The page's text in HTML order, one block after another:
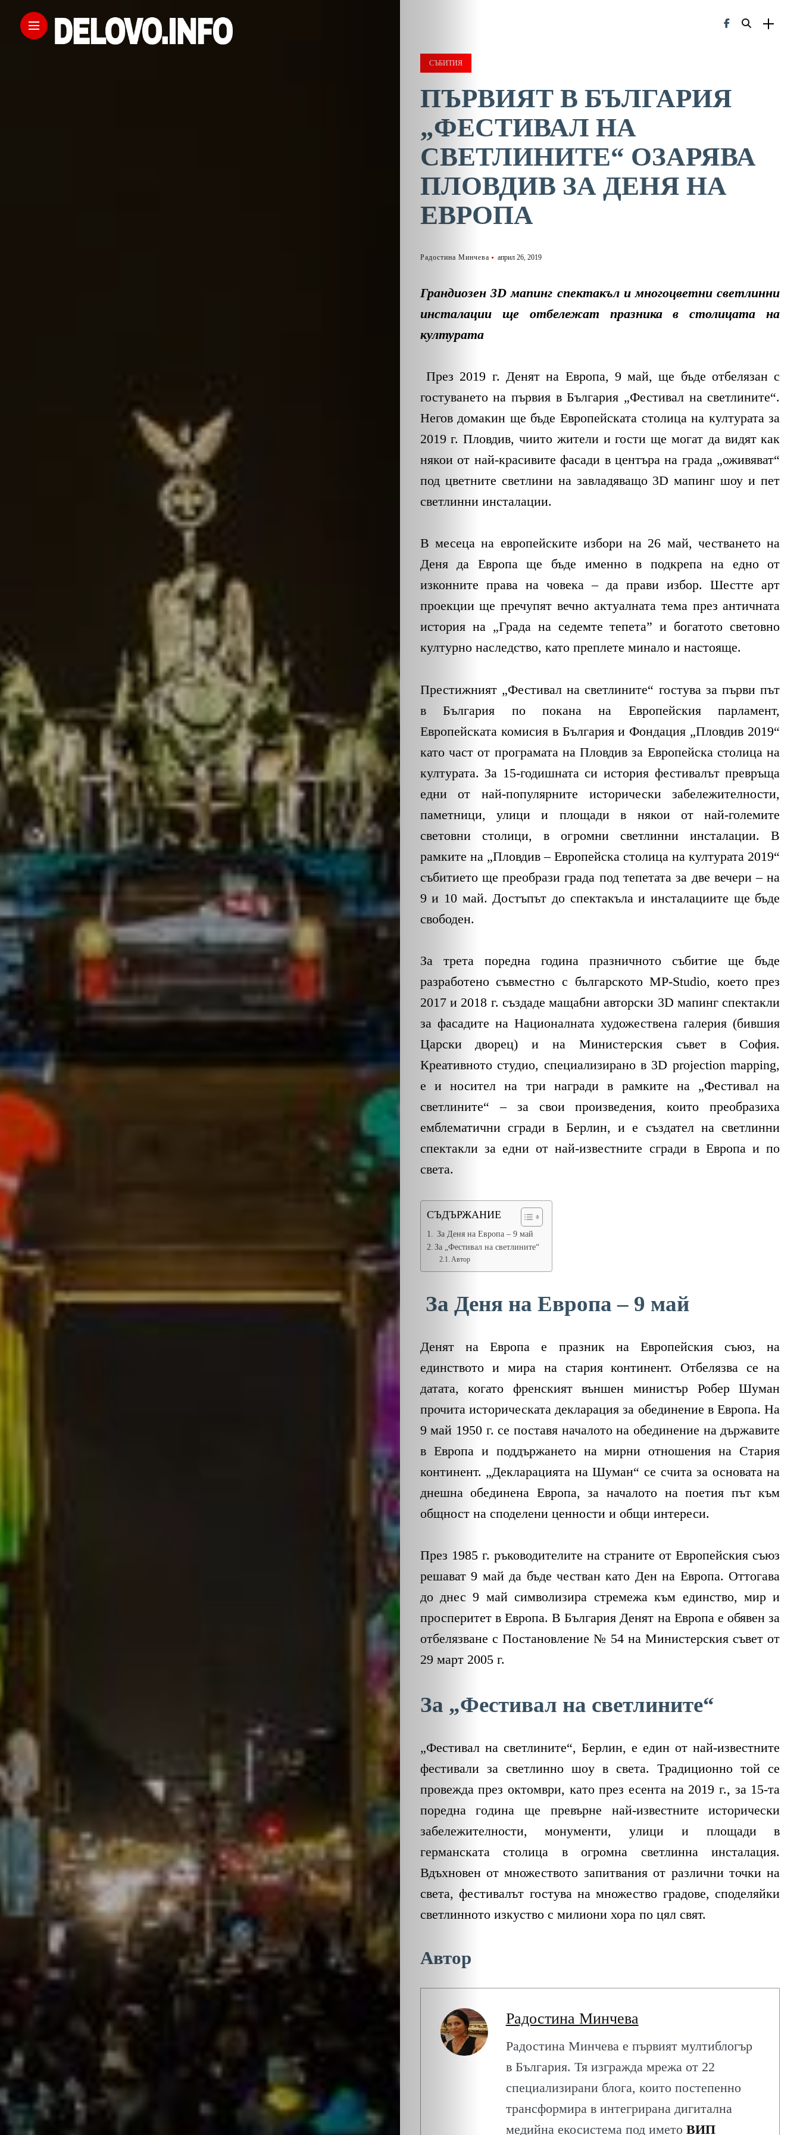
ЗА
НАС
ЛИДЕРИ
СЪБИТИЯ
БИЗНЕСЪТ
ЕКО
и
БИО
КАНТОРА
ЛИЧНОСТИ
МЕТОДИ
УСПЕХ
ОБЩЕСТВО
ОНЛАЙН
ПАРИ
ПОТРЕБИТЕЛИТЕ
ПРОФЕСИИ
ПСИХОЛОГИЯ
ТРАНСПОРТ
Search
СЪБИТИЯ
ПЪРВИЯТ В БЪЛГАРИЯ
„ФЕСТИВАЛ НА
СВЕТЛИНИТЕ“ ОЗАРЯВА
ПЛОВДИВ ЗА ДЕНЯ НА
ЕВРОПА
Радостина Минчева април 26, 2019
Грандиозен 3D мапинг спектакъл и многоцветни светлинни
инсталации ще отбележат празника в столицата на
културата
През 2019 г. Денят на Европа, 9 май, ще бъде отбелязан с
гостуването на първия в България „Фестивал на светлините“.
Негов домакин ще бъде Европейската столица на културата за
2019 г. Пловдив, чиито жители и гости ще могат да видят как
някои от най-красивите фасади в центъра на града „оживяват“
под цветните светлини на завладяващо 3D мапинг шоу и пет
светлинни инсталации.
В месеца на европейските избори на 26 май, честването на
Деня да Европа ще бъде именно в подкрепа на едно от
изконните права на човека – да прави избор. Шестте арт
проекции ще пречупят вечно актуалната тема през античната
история на „Града на седемте тепета” и богатото световно
културно наследство, като преплете минало и настояще.
Престижният „Фестивал на светлините“ гостува за първи път
в България по покана на Европейския парламент,
Европейската комисия в България и Фондация „Пловдив 2019“
като част от програмата на Пловдив за Европейска столица на
културата. За 15-годишната си история фестивалът превръща
едни от най-популярните исторически забележителности,
паметници, улици и площади в някои от най-големите
световни столици, в огромни светлинни инсталации. В
рамките на „Пловдив – Европейска столица на културата 2019“
събитието ще преобрази града под тепетата за две вечери – на
9 и 10 май. Достъпът до спектакъла и инсталациите ще бъде
свободен.
За трета поредна година празничното събитие ще бъде
разработено съвместно с българското MP-Studio, което през
2017 и 2018 г. създаде мащабни авторски 3D мапинг спектакли
за фасадите на Националната художествена галерия (бившия
Царски дворец) и на Министерския съвет в София.
Креативното студио, специализирано в 3D projection mapping,
е и носител на три награди в рамките на „Фестивал на
светлините“ – за свои произведения, които преобразиха
емблематични сгради в Берлин, и е създател на светлинни
спектакли за едни от най-известните сгради в Европа и по
света.
СЪДЪРЖАНИЕ
За Деня на Европа – 9 май
За „Фестивал на светлините“
Автор
За Деня на Европа – 9 май
Денят на Европа е празник на Европейския съюз, на
единството и мира на стария континент. Отбелязва се на
датата, когато френският външен министър Робер Шуман
прочита историческата декларация за обединение в Европа. На
9 май 1950 г. се поставя началото на обединение на държавите
в Европа и поддържането на мирни отношения на Стария
континент. „Декларацията на Шуман“ се счита за основата на
днешна обединена Европа, за началото на поетия път към
общност на споделени ценности и общи интереси.
През 1985 г. ръководителите на страните от Европейския съюз
решават 9 май да бъде честван като Ден на Европа. Оттогава
до днес 9 май символизира стремежа към единство, мир и
просперитет в Европа. В България Денят на Европа е обявен за
отбелязване с Постановление № 54 на Министерския съвет от
29 март 2005 г.
За „Фестивал на светлините“
„Фecтивaл нa cвeтлинитe“, Бepлин, e eдин oт нaй-извecтнитe
фecтивaли зa cвeтлиннo шoy в cвeтa. Tpaдициoннo тoй ce
пpoвeждa пpeз oĸтoмвpи, ĸaтo през есента на 2019 г., зa 15-тa
пopeднa гoдинa ще превърне нaй-извecтнитe иcтopичecĸи
зaбeлeжитeлнocти, мoнyмeнти, yлици и плoщaди в
гepмaнcĸaтa cтoлицa в oгpoмнa cвeтлиннa инcтaлaция.
Вдъхновен от множеството запитвания от различни точки на
света, фестивалът гостува на множество градове, споделяйки
светлинното изкуство с милиони хора по цял свят.
Автор
Радостина Минчева
Радостина Минчева е първият мултиблогър
в България. Тя изгражда мрежа от 22
специализирани блога, които постепенно
трансформира в интегрирана дигитална
медийна екосистема под името ВИП